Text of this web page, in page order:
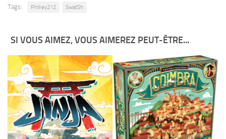
Tags: Philrey212 SwatSh
SI VOUS AIMEZ, VOUS AIMEREZ PEUT-ÊTRE...